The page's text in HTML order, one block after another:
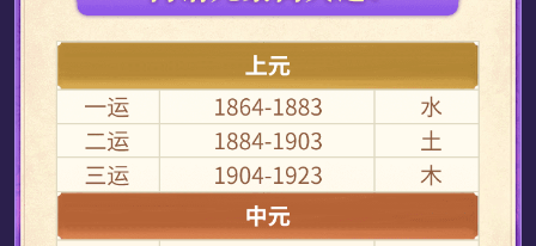
Queen购买了测算
喜宴购买了测算
10分钟之前
猫与狗购买了测算
12分钟之前
氧气萌主购买了测算
过分执着购买了测算